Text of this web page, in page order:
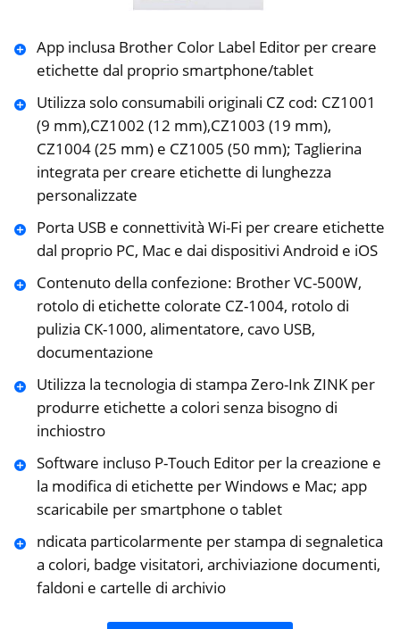
App inclusa Brother Color Label Editor per creare
etichette dal proprio smartphone/tablet
Utilizza solo consumabili originali CZ cod: CZ1001
(9 mm),CZ1002 (12 mm),CZ1003 (19 mm),
CZ1004 (25 mm) e CZ1005 (50 mm); Taglierina
integrata per creare etichette di lunghezza
personalizzate
Porta USB e connettività Wi-Fi per creare etichette
dal proprio PC, Mac e dai dispositivi Android e iOS
Contenuto della confezione: Brother VC-500W,
rotolo di etichette colorate CZ-1004, rotolo di
pulizia CK-1000, alimentatore, cavo USB,
documentazione
Utilizza la tecnologia di stampa Zero-Ink ZINK per
produrre etichette a colori senza bisogno di
inchiostro
Software incluso P-Touch Editor per la creazione e
la modifica di etichette per Windows e Mac; app
scaricabile per smartphone o tablet
ndicata particolarmente per stampa di segnaletica
a colori, badge visitatori, archiviazione documenti,
faldoni e cartelle di archivio